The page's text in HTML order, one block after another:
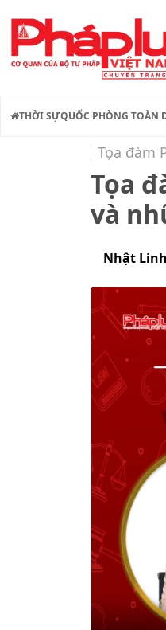
THỜI SỰQUỐC PHÒNG TOÀN
Tọa đàm
Tọa
và
Nhật